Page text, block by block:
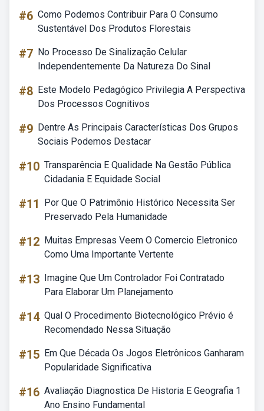
#6 Como Podemos Contribuir Para O Consumo
Sustentável Dos Produtos Florestais
#7 No Processo De Sinalização Celular
Independentemente Da Natureza Do Sinal
#8 Este Modelo Pedagógico Privilegia A Perspectiva
Dos Processos Cognitivos
#9 Dentre As Principais Características Dos Grupos
Sociais Podemos Destacar
#10 Transparência E Qualidade Na Gestão Pública
Cidadania E Equidade Social
#11
Por Que O Patrimônio Histórico Necessita Ser
Preservado Pela Humanidade
#12 Muitas Empresas Veem O Comercio Eletronico
Como Uma Importante Vertente
#13 Imagine Que Um Controlador Foi Contratado
Para Elaborar Um Planejamento
#14 Qual O Procedimento Biotecnológico Prévio é
Recomendado Nessa Situação
#15 Em Que Década Os Jogos Eletrônicos Ganharam
Popularidade Significativa
#16 Avaliação Diagnostica De Historia E Geografia 1
Ano Ensino Fundamental